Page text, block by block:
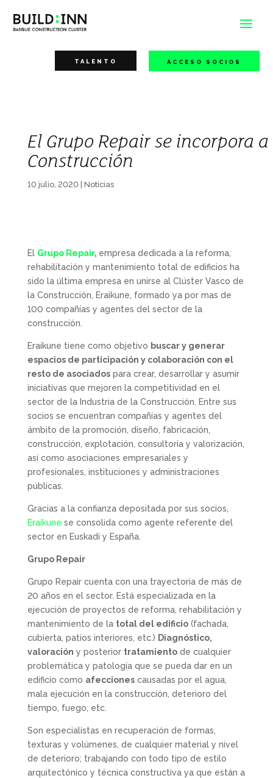
TALENTO ACCESO SOCIOS
El Grupo Repair se incorpora
Construcción
10 julio, 2020| Noticias
El Grupo Repair, empresa dedicada a la reforma,
rehabilitación y mantenimiento total de edificios ha
sido la última empresa en unirse al Clúster Vasco de
la Construcción, Eraikune, formado ya por mas de
100 compañías y agentes del sector de la
construcción.
Eraikune tiene como objetivo buscar y generar
espacios de participación y colaboración con el
resto de asociadospara crear, desarrollar y asumir
iniciativas que mejoren la competitividad en el
sector de la Industria de la Construcción. Entre sus
socios se encuentran compañías y agentes del
ámbito de la promoción, diseño, fabricación,
construcción, explotación, consultoría y valorización,
así como asociaciones empresariales y
profesionales, instituciones y administraciones
públicas.
Gracias a la confianza depositada por sus socios,
Eraikune se consolida como agente referente del
sector en Euskadi y España.
Grupo Repair
Grupo Repair cuenta con una trayectoria de más de
20 años en el sector. Está especializada en la
ejecución de proyectos de reforma, rehabilitación y
mantenimiento de la total del edificio(fachada,
cubierta, patios interiores, etc.) Diagnóstico,
valoración y posterior tratamientode cualquier
problemática y patología que se pueda dar en un
edificio como afeccionescausadas por el agua,
mala ejecución en la construcción, deterioro del
tiempo, fuego, etc.
Son especialistas en recuperación de formas,
texturas y volúmenes, de cualquier material y nivel
de deterioro; trabajando con todo tipo de estilo
arquitectónico y técnica constructiva ya que están a